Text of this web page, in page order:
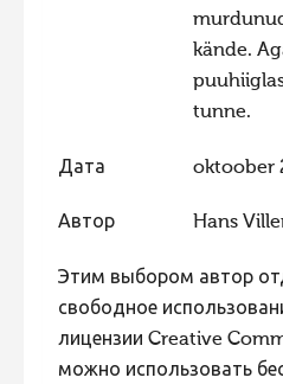
Фотоконкурс 2008
kände.
tunne.
Дата oktoober
Автор Hans
Этим выбором автор
свободное
лицензии Creative
можно использовать